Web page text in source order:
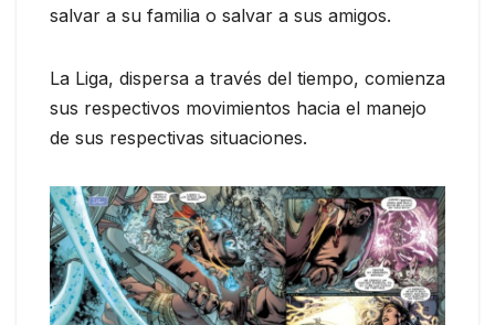
salvar a su familia o salvar a sus amigos.
La Liga, dispersa a través del tiempo, comienza
sus respectivos movimientos hacia el manejo
de sus respectivas situaciones.